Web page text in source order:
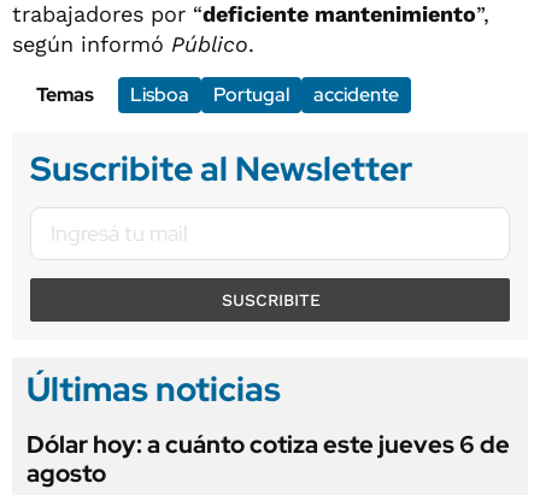
trabajadores por “deficiente mantenimiento”,
según informó Público.
Temas
Lisboa Portugal accidente
Suscribite al Newsletter
SUSCRIBITE
Últimas noticias
Dólar hoy: a cuánto cotiza este jueves 6 de
agosto